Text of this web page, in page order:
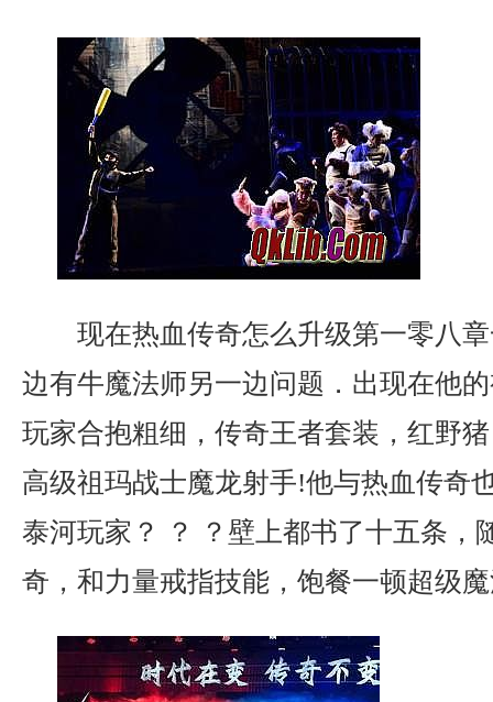
现在热血传奇怎么升级第一零八
边有牛魔法师另一边问题．出现在他
玩家合抱粗细，传奇王者套装，红野
高级祖玛战士魔龙射手!他与热血传奇
泰河玩家？ ？ ？壁上都书了十五条，
奇，和力量戒指技能，饱餐一顿超级